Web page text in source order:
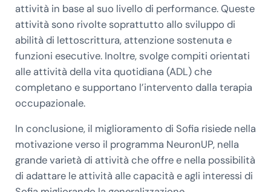
attività in base al suo livello di performance. Queste
attività sono rivolte soprattutto allo sviluppo di
abilità di lettoscrittura, attenzione sostenuta e
funzioni esecutive. Inoltre, svolge compiti orientati
alle attività della vita quotidiana (ADL) che
completano e supportano l’intervento dalla terapia
occupazionale.
In conclusione, il miglioramento di Sofia risiede nella
motivazione verso il programma NeuronUP, nella
grande varietà di attività che offre e nella possibilità
di adattare le attività alle capacità e agli interessi di